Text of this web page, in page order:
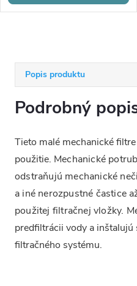
Popis produktu
Podrobný
Tieto malé mechanické
použitie. Mechanické
odstraňujú mechanické
a iné nerozpustné častice
použitej filtračnej vložky.
predfiltrácii vody a inštalujú
filtračného systému.